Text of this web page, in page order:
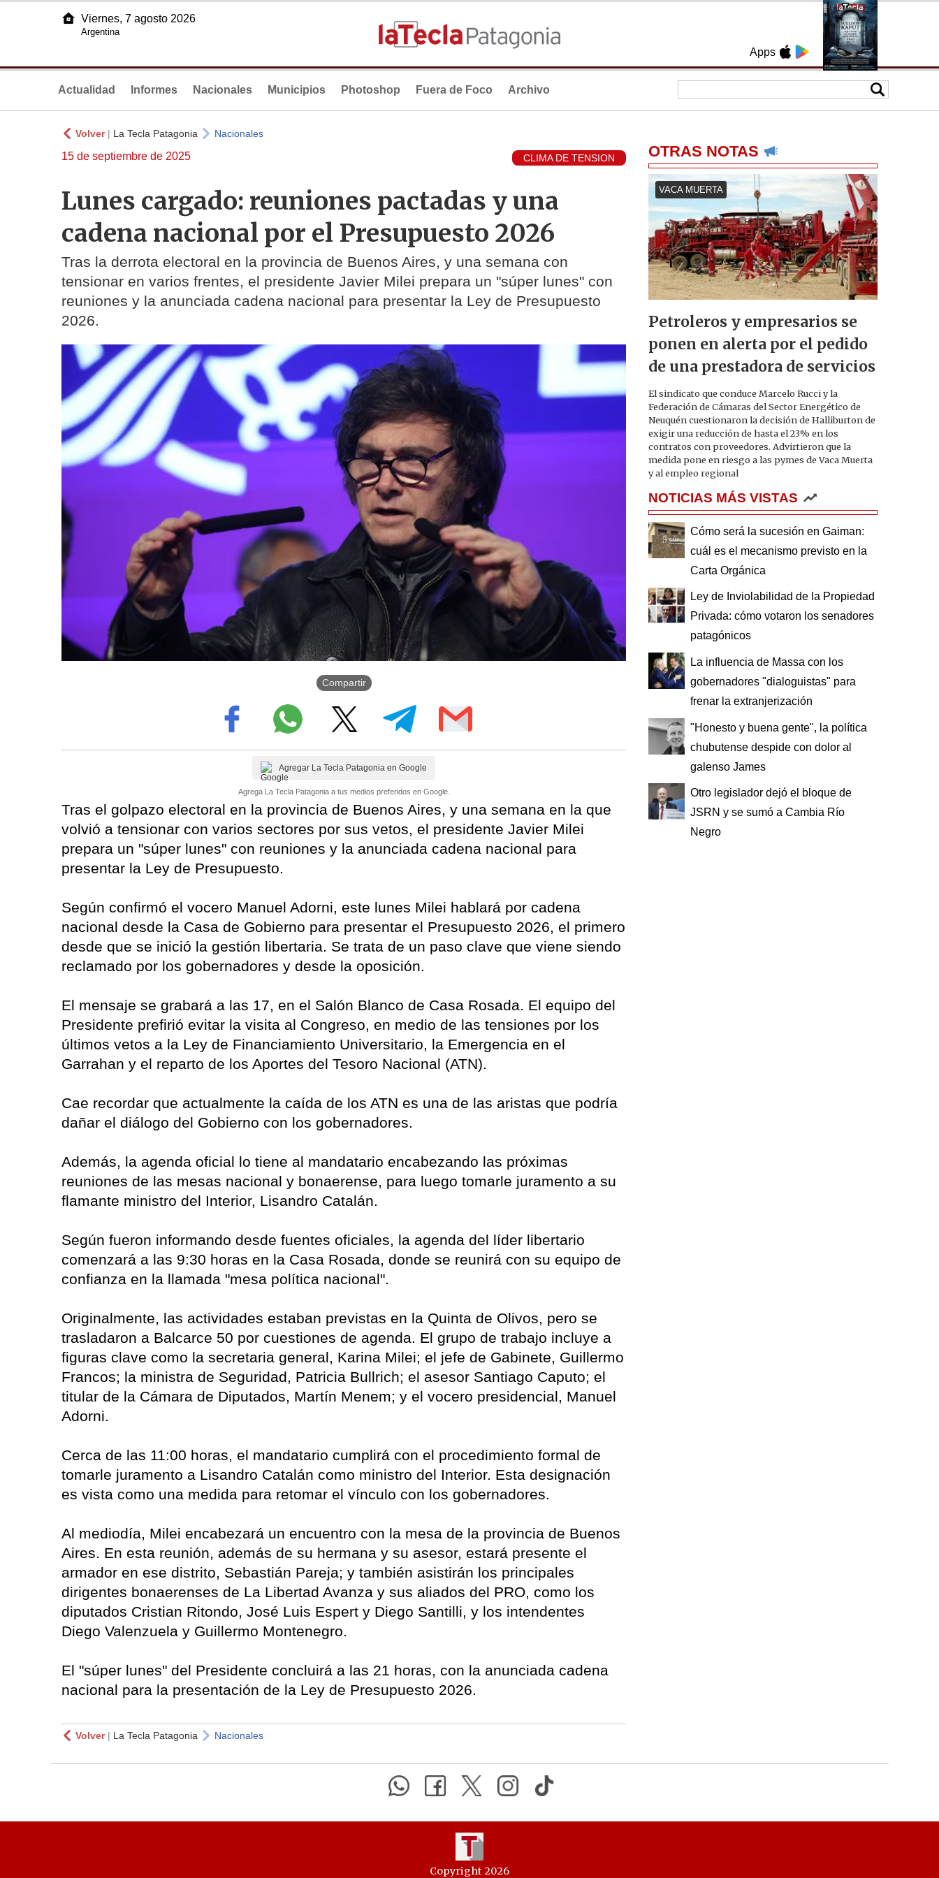
Apps
Viernes, 7 agosto 2026
Argentina
Actualidad Informes Nacionales Municipios Photoshop Fuera de Foco Archivo
Volver| La Tecla Patagonia Nacionales
15 de septiembre de 2025 CLIMA DE TENSION
Lunes cargado: reuniones pactadas y una
cadena nacional por el Presupuesto 2026
Tras la derrota electoral en la provincia de Buenos Aires, y una semana con
tensionar en varios frentes, el presidente Javier Milei prepara un "súper lunes" con
reuniones y la anunciada cadena nacional para presentar la Ley de Presupuesto
2026.
Compartir
Agregar La Tecla Patagonia en Google
Agrega La Tecla Patagonia a tus medios preferidos en Google.
Tras el golpazo electoral en la provincia de Buenos Aires, y una semana en la que
volvió a tensionar con varios sectores por sus vetos, el presidente Javier Milei
prepara un "súper lunes" con reuniones y la anunciada cadena nacional para
presentar la Ley de Presupuesto.
Según confirmó el vocero Manuel Adorni, este lunes Milei hablará por cadena
nacional desde la Casa de Gobierno para presentar el Presupuesto 2026, el primero
desde que se inició la gestión libertaria. Se trata de un paso clave que viene siendo
reclamado por los gobernadores y desde la oposición.
El mensaje se grabará a las 17, en el Salón Blanco de Casa Rosada. El equipo del
Presidente prefirió evitar la visita al Congreso, en medio de las tensiones por los
últimos vetos a la Ley de Financiamiento Universitario, la Emergencia en el
Garrahan y el reparto de los Aportes del Tesoro Nacional (ATN).
Cae recordar que actualmente la caída de los ATN es una de las aristas que podría
dañar el diálogo del Gobierno con los gobernadores.
Además, la agenda oficial lo tiene al mandatario encabezando las próximas
reuniones de las mesas nacional y bonaerense, para luego tomarle juramento a su
flamante ministro del Interior, Lisandro Catalán.
Según fueron informando desde fuentes oficiales, la agenda del líder libertario
comenzará a las 9:30 horas en la Casa Rosada, donde se reunirá con su equipo de
confianza en la llamada "mesa política nacional".
Originalmente, las actividades estaban previstas en la Quinta de Olivos, pero se
trasladaron a Balcarce 50 por cuestiones de agenda. El grupo de trabajo incluye a
figuras clave como la secretaria general, Karina Milei; el jefe de Gabinete, Guillermo
Francos; la ministra de Seguridad, Patricia Bullrich; el asesor Santiago Caputo; el
titular de la Cámara de Diputados, Martín Menem; y el vocero presidencial, Manuel
Adorni.
Cerca de las 11:00 horas, el mandatario cumplirá con el procedimiento formal de
tomarle juramento a Lisandro Catalán como ministro del Interior. Esta designación
es vista como una medida para retomar el vínculo con los gobernadores.
Al mediodía, Milei encabezará un encuentro con la mesa de la provincia de Buenos
Aires. En esta reunión, además de su hermana y su asesor, estará presente el
armador en ese distrito, Sebastián Pareja; y también asistirán los principales
dirigentes bonaerenses de La Libertad Avanza y sus aliados del PRO, como los
diputados Cristian Ritondo, José Luis Espert y Diego Santilli, y los intendentes
Diego Valenzuela y Guillermo Montenegro.
El "súper lunes" del Presidente concluirá a las 21 horas, con la anunciada cadena
nacional para la presentación de la Ley de Presupuesto 2026.
Volver| La Tecla Patagonia Nacionales
OTRAS NOTAS
VACA MUERTA
Petroleros y empresarios se
ponen en alerta por el pedido
de una prestadora de servicios
El sindicato que conduce Marcelo Rucci y la
Federación de Cámaras del Sector Energético de
Neuquén cuestionaron la decisión de Halliburton de
exigir una reducción de hasta el 23% en los
contratos con proveedores. Advirtieron que la
medida pone en riesgo a las pymes de Vaca Muerta
y al empleo regional
NOTICIAS MÁS VISTAS
Cómo será la sucesión en Gaiman:
cuál es el mecanismo previsto en la
Carta Orgánica
Ley de Inviolabilidad de la Propiedad
Privada: cómo votaron los senadores
patagónicos
La influencia de Massa con los
gobernadores "dialoguistas" para
frenar la extranjerización
"Honesto y buena gente", la política
chubutense despide con dolor al
galenso James
Otro legislador dejó el bloque de
JSRN y se sumó a Cambia Río
Negro
Copyright 2026